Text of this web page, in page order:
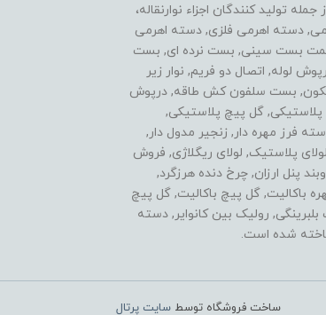
تولید کنندگان اجزاء نوارنقاله،
دسته اهرمی فلزی, دسته اهرمی
بست سینی, بست نرده ای, بست
لوله, اتصال دو فریم, نوار زیر
بست سلفون کش طاقه, درپوش
گل پیچ پلاستیکی,
فرز مهره دار, زنجیر مدول دار,
پلاستیک, لولای ریگلاژی, فروش
پنل ارزان, چرخ دنده هرزگرد,
پر, اتصالات قوطی, گل مهره باکالیت, گل پیچ باکالیت, گل پیچ
بلبرینگی, رولیک بین کانوایر, دسته
شده است.
ساخت فروشگاه توسط سایت پرتال